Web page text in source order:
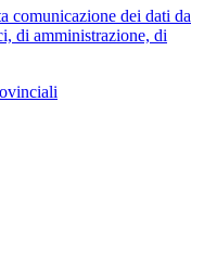
comunicazione dei dati da
di amministrazione, di